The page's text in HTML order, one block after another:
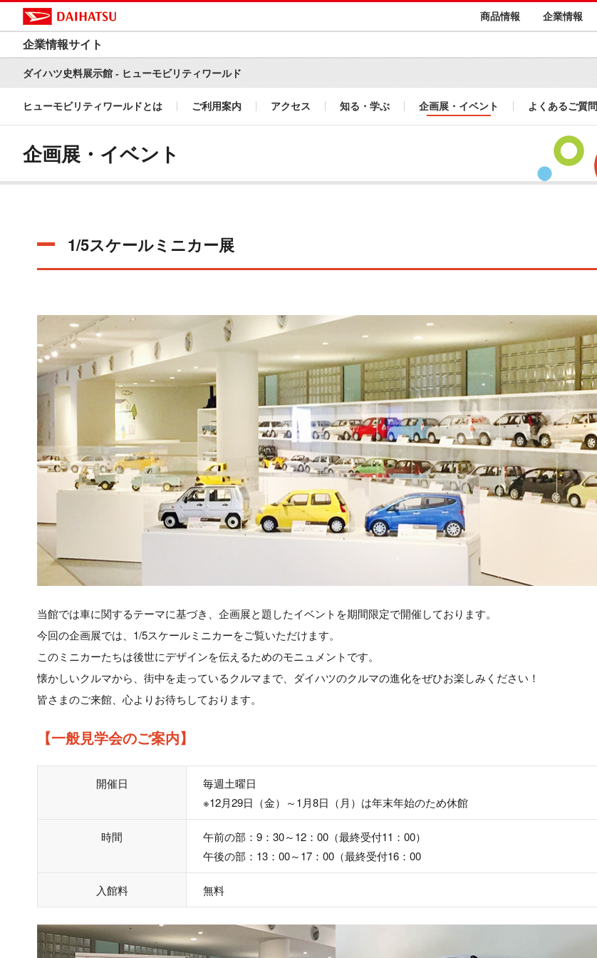
商品情報 企業情報
企業情報サイト
ダイハツ史料展示館 - ヒューモビリティワールド
ヒューモビリティワールドとは ご利用案内 アクセス 知る・学ぶ 企画展・イベント よくあるご質問
企画展・イベント
1/5スケールミニカー展
当館では車に関するテーマに基づき、企画展と題したイベントを期間限定で開催しております。
今回の企画展では、1/5スケールミニカーをご覧いただけます。
このミニカーたちは後世にデザインを伝えるためのモニュメントです。
懐かしいクルマから、街中を走っているクルマまで、ダイハツのクルマの進化をぜひお楽しみください！
皆さまのご来館、心よりお待ちしております。
【一般見学会のご案内】
開催日
毎週土曜日
※12月29日（金）～1月8日（月）は年末年始のため休館
時間
午前の部：9：30～12：00（最終受付11：00）
午後の部：13：00～17：00（最終受付16：00
入館料 無料